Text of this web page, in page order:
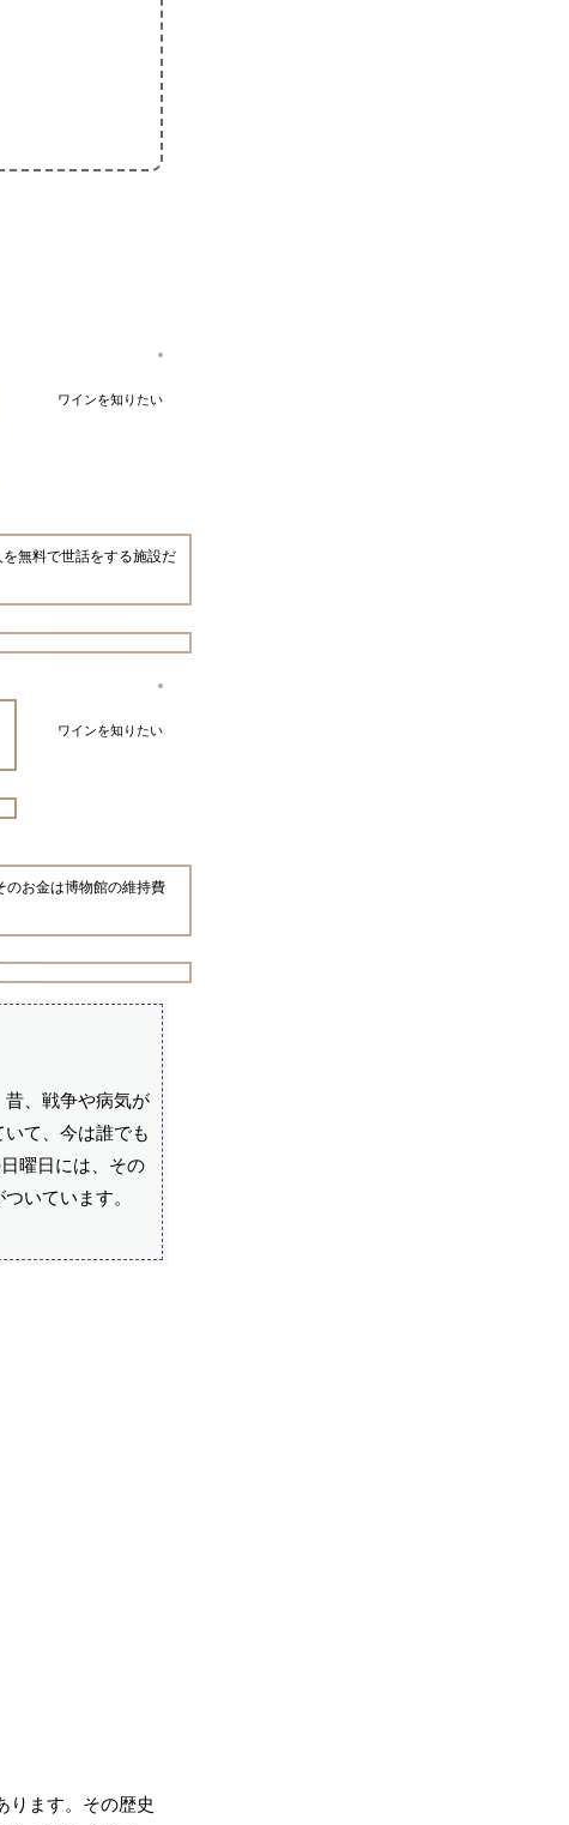
ワインを知りたい
無料で世話をする施設だ
ワインを知りたい
のお金は博物館の維持費
昔、戦争や病気が
て、今は誰でも
曜日には、その
いています。
ります。その歴史